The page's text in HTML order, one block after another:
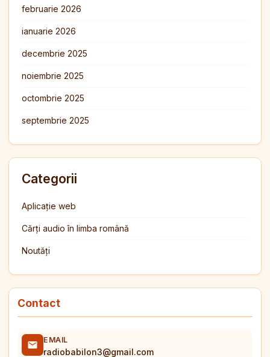
februarie 2026
ianuarie 2026
decembrie 2025
noiembrie 2025
octombrie 2025
septembrie 2025
Categorii
Aplicație web
Cărți audio în limba română
Noutăți
Contact
EMAIL
radiobabilon3@gmail.com